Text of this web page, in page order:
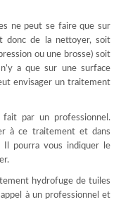
ne peut se faire que sur
donc de la nettoyer, soit
ou une brosse) soit
a que sur une surface
envisager un traitement
par un professionnel.
à ce traitement et dans
Il pourra vous indiquer le
hydrofuge de tuiles
à un professionnel et